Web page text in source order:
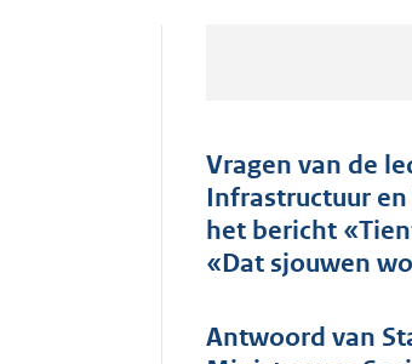
Vragen van de
Infrastructuur
het bericht
«Dat sjouwen
Antwoord van